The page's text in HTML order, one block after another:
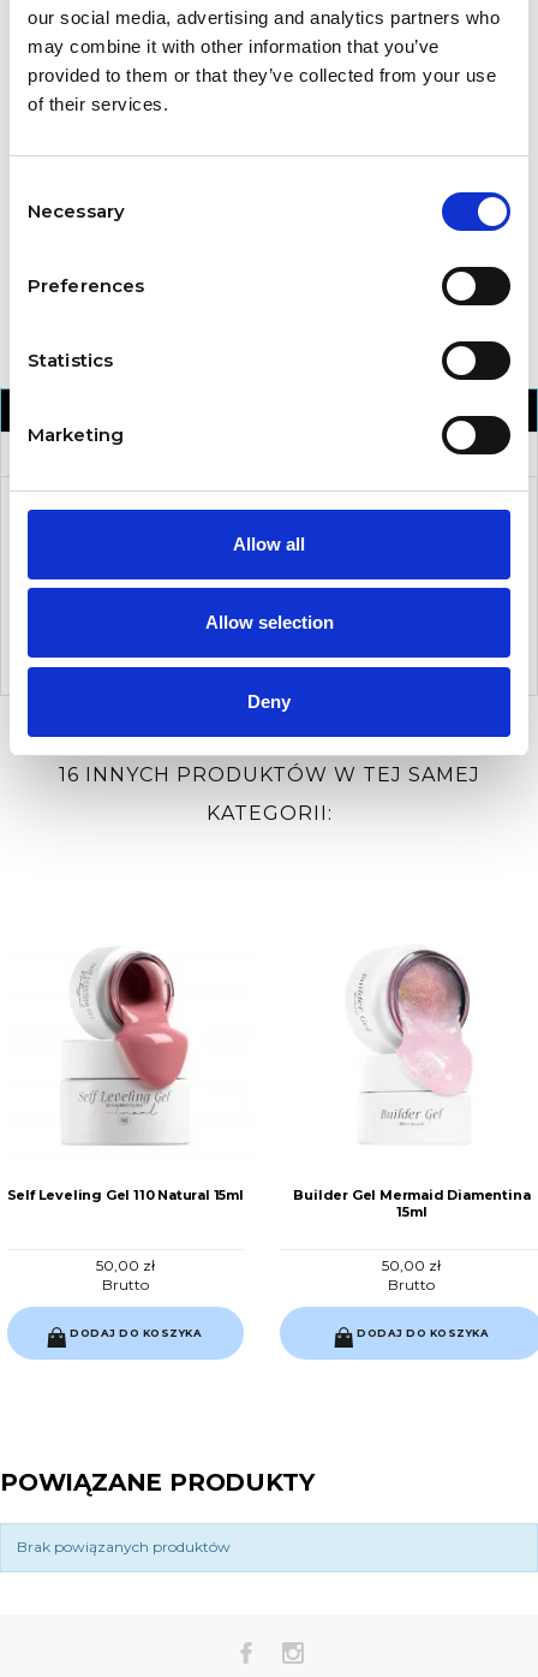
our social media, advertising and analytics partners who
may combine it with other information that you’ve
provided to them or that they’ve collected from your use
of their services.
Selection
Necessary
Preferences
Statistics
Marketing
Allow all
Allow selection
Deny
paznokci.
Indeks KAT00771
OPIS
16 INNYCH PRODUKTÓW W TEJ SAMEJ
KATEGORII:
Self Leveling Gel 110 Natural 15ml
50,00 zł
Brutto
DODAJ DO KOSZYKA
Builder Gel Mermaid Diamentina
15ml
50,00 zł
Brutto
DODAJ DO KOSZYKA
POWIĄZANE PRODUKTY
Brak powiązanych produktów